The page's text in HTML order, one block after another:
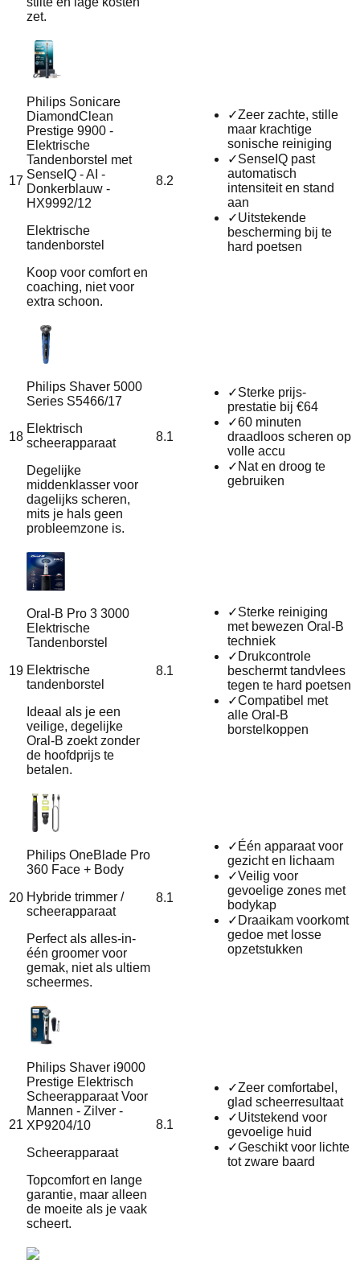
zet.
17
Philips Sonicare
DiamondClean
Prestige 9900 -
Elektrische
Tandenborstel met
SenseIQ - AI -
Donkerblauw -
HX9992/12
Elektrische
tandenborstel
Koop voor comfort en
coaching, niet voor
extra schoon.
8.2
✓Zeer zachte, stille
maar krachtige
sonische reiniging
✓SenseIQ past
automatisch
intensiteit en stand
aan
✓Uitstekende
bescherming bij te
hard poetsen
18
Philips Shaver 5000
Series S5466/17
Elektrisch
scheerapparaat
Degelijke
middenklasser voor
dagelijks scheren,
mits je hals geen
probleemzone is.
8.1
✓Sterke prijs-
prestatie bij €64
✓60 minuten
draadloos scheren op
volle accu
✓ Nat en droog te
gebruiken
19
Oral-B Pro 3 3000
Elektrische
Tandenborstel
Elektrische
tandenborstel
Ideaal als je een
veilige, degelijke
Oral‑B zoekt zonder
de hoofdprijs te
betalen.
8.1
✓Sterke reiniging
met bewezen Oral-B
techniek
✓ Drukcontrole
beschermt tandvlees
tegen te hard poetsen
✓Compatibel met
alle Oral-B
borstelkoppen
20
Philips OneBlade Pro
360 Face + Body
Hybride trimmer /
scheerapparaat
Perfect als alles-in-
één groomer voor
gemak, niet als ultiem
scheermes.
8.1
✓ Één apparaat voor
gezicht en lichaam
✓Veilig voor
gevoelige zones met
bodykap
✓ Draaikam voorkomt
gedoe met losse
opzetstukken
21
Philips Shaver i9000
Prestige Elektrisch
Scheerapparaat Voor
Mannen - Zilver -
XP9204/10
Scheerapparaat
Topcomfort en lange
garantie, maar alleen
de moeite als je vaak
scheert.
8.1
✓Zeer comfortabel,
glad scheerresultaat
✓Uitstekend voor
gevoelige huid
✓Geschikt voor lichte
tot zware baard